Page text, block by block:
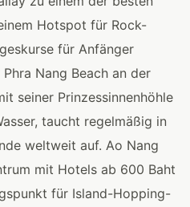
Hotspot für Rock-
für Anfänger
Nang Beach an der
seiner Prinzessinnenhöhle
taucht regelmäßig in
weltweit auf. Ao Nang
mit Hotels ab 600 Baht
für Island-Hopping-